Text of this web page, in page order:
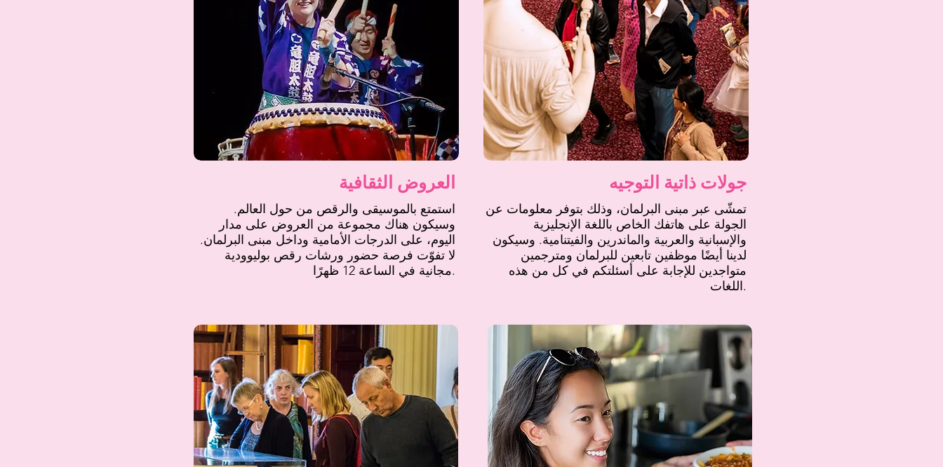
العروض الثقافية
استمتع بالموسيقى والرقص من حول العالم.
وسيكون هناك مجموعة من العروض على مدار
اليوم، على الدرجات الأمامية وداخل مبنى البرلمان.
لا تفوّت فرصة حضور ورشات رقص بوليوودية
مجانية في الساعة 12 ظهرًا.
جولات ذاتية التوجيه
تمشّى عبر مبنى البرلمان، وذلك بتوفر معلومات عن
الجولة على هاتفك الخاص باللغة الإنجليزية
والإسبانية والعربية والماندرين والفيتنامية. وسيكون
لدينا أيضًا موظفين تابعين للبرلمان ومترجمين
متواجدين للإجابة على أسئلتكم في كل من هذه
اللغات.